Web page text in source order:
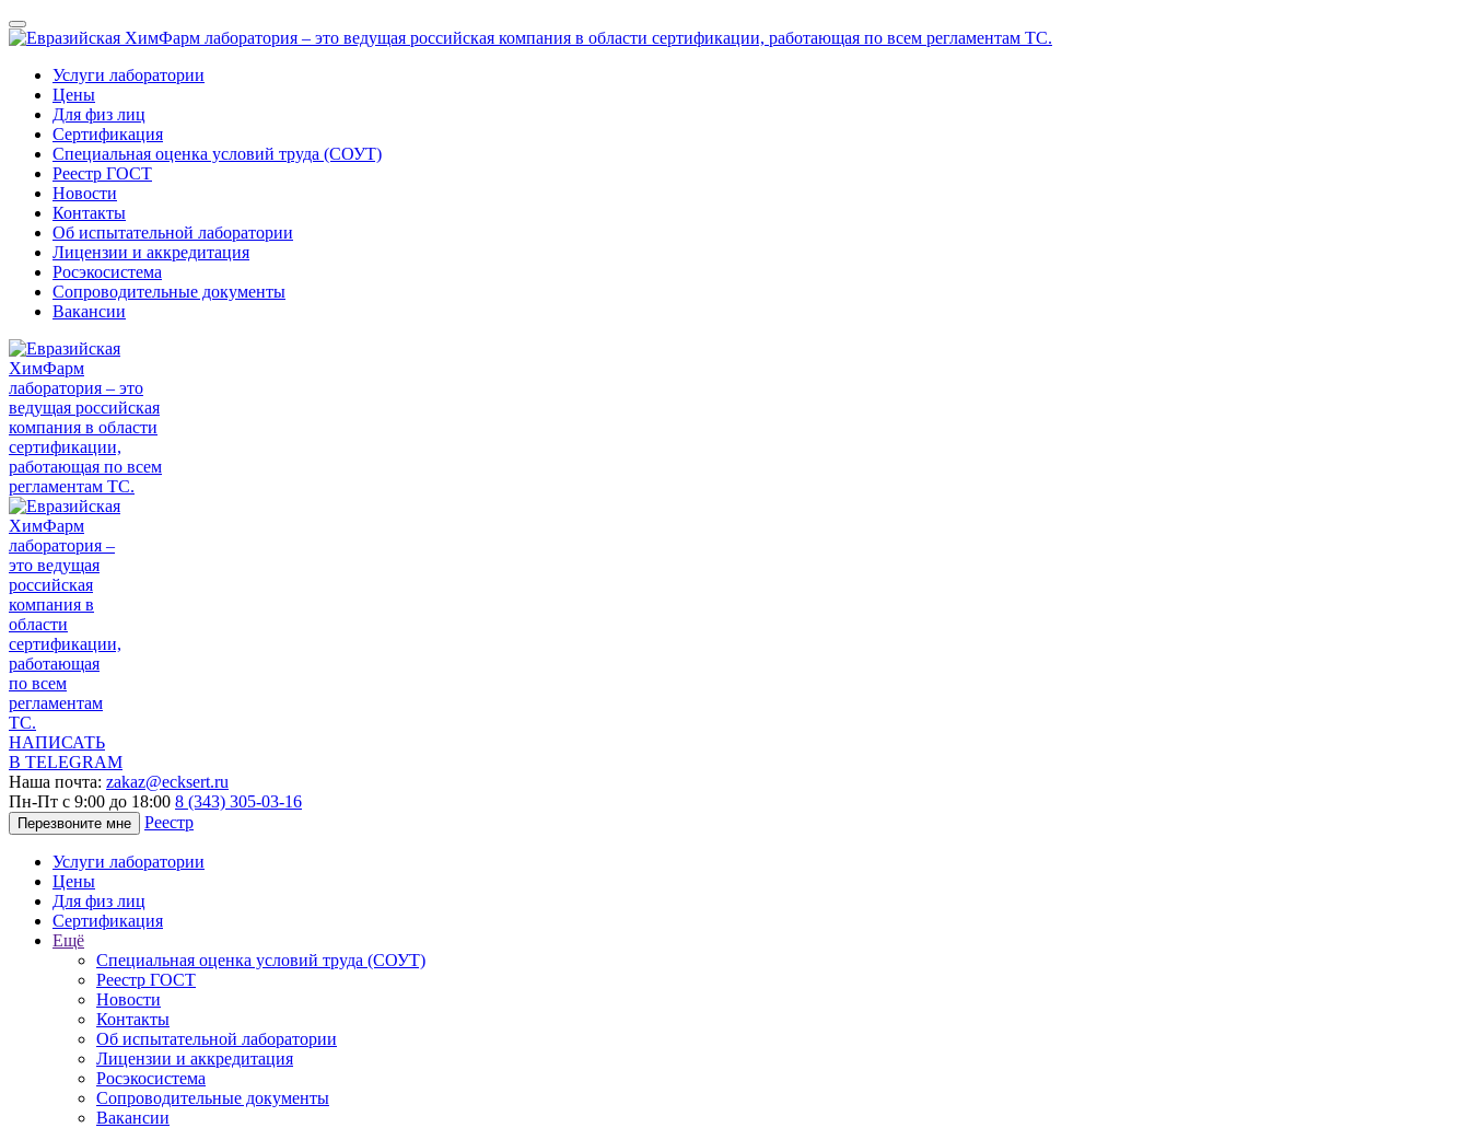
Услуги лаборатории
Цены
Для физ лиц
Сертификация
Специальная оценка условий труда (СОУТ)
Реестр ГОСТ
Новости
Контакты
Об испытательной лаборатории
Лицензии и аккредитация
Росэкосистема
Сопроводительные документы
Вакансии
НАПИСАТЬ
В TELEGRAM
Наша почта: zakaz@ecksert.ru
Пн-Пт с 9:00 до 18:00 8 (343) 305-03-16
Перезвоните мне Реестр
Услуги лаборатории
Цены
Для физ лиц
Сертификация
Ещё
Специальная оценка условий труда (СОУТ)
Реестр ГОСТ
Новости
Контакты
Об испытательной лаборатории
Лицензии и аккредитация
Росэкосистема
Сопроводительные документы
Вакансии